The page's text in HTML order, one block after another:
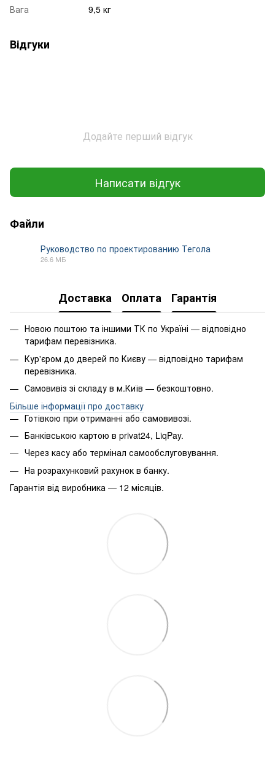
Вага
9,5 кг
Відгуки
Додайте перший відгук
Написати відгук
Файли
Руководство по проектированию Тегола
26.6 МБ
Доставка Оплата Гарантія
Новою поштою та іншими ТК по Україні — відповідно
тарифам перевізника.
Кур'єром до дверей по Києву — відповідно тарифам
перевізника.
Самовивіз зі складу в м.Київ — безкоштовно.
Більше інформації про доставку
Готівкою при отриманні або самовивозі.
Банківською картою в privat24, LiqPay.
Через касу або термінал самообслуговування.
На розрахунковий рахунок в банку.
Гарантія від виробника — 12 місяців.